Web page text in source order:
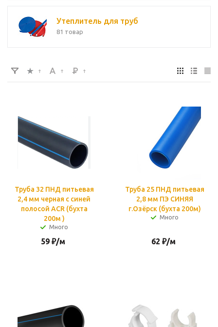
Утеплитель для труб
81 товар
Труба 32 ПНД питьевая
2,4 мм черная c синей
полосой ACR (бухта
200м )
Много
59 ₽/м
Труба 25 ПНД питьевая
2,8 мм ПЭ СИНЯЯ
г.Озёрск (бухта 200м)
Много
62 ₽/м